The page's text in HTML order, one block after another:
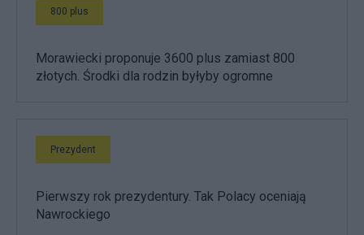
800 plus
Morawiecki proponuje 3600 plus zamiast 800
złotych. Środki dla rodzin byłyby ogromne
Prezydent
Pierwszy rok prezydentury. Tak Polacy oceniają
Nawrockiego